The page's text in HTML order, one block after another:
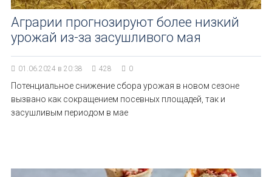
Аграрии прогнозируют более низкий
урожай из-за засушливого мая
01.06.2024 в 20:38 428 0
Потенциальное снижение сбора урожая в новом сезоне
вызвано как сокращением посевных площадей, так и
засушливым периодом в мае